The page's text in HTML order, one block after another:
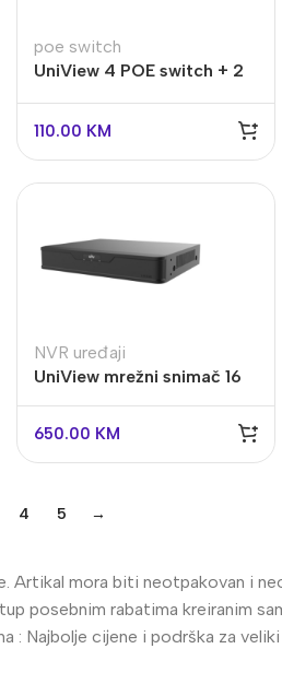
Vaš prvi izbor u video
nadzoru
UNIVIEW
Saznaj više
poe switch
UniView 4 POE switch + 2
110.00 KM
NVR uređaji
UniView mrežni snimač 16
kanala NVR502-16B-IQ
detekcija temperature
650.00 KM
4 5 →
mora biti neotpakovan i
posebnim rabatima kreiranim
: Najbolje cijene i podrška za